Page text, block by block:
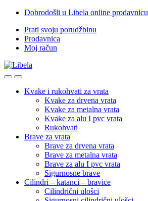
Skip
navigation
Skip
content
Dobrodošli u Libela online prodavnicu
Prati svoju porudžbinu
Prodavnica
Moj račun
OpenClose
Kvake i rukohvati za vrata
Kvake za drvena vrata
Kvake za metalna vrata
Kvake za alu I pvc vrata
Rukohvati
Brave za vrata
Brave za drvena vrata
Brave za metalna vrata
Brave za alu I pvc vrata
Sigurnosne brave
Cilindri – katanci – bravice
Cilindrični ulošci